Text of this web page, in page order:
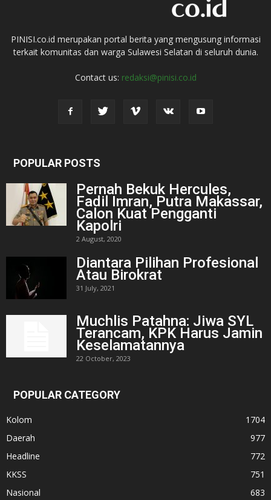
PINISI.co.id merupakan portal berita yang mengusung informasi
terkait komunitas dan warga Sulawesi Selatan di seluruh dunia.
Contact us: redaksi@pinisi.co.id
POPULAR POSTS
Pernah Bekuk Hercules,
Fadil Imran, Putra Makassar,
Calon Kuat Pengganti
Kapolri
2 August, 2020
Diantara Pilihan Profesional
Atau Birokrat
31 July, 2021
Muchlis Patahna: Jiwa SYL
Terancam, KPK Harus Jamin
Keselamatannya
22 October, 2023
POPULAR CATEGORY
Kolom
1704
Daerah
977
Headline
772
KKSS
751
Nasional
683